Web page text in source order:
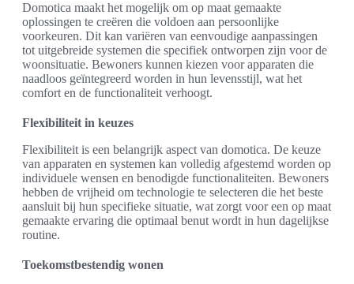
Domotica maakt het mogelijk om op maat gemaakte
oplossingen te creëren die voldoen aan persoonlijke
voorkeuren. Dit kan variëren van eenvoudige aanpassingen
tot uitgebreide systemen die specifiek ontworpen zijn voor de
woonsituatie. Bewoners kunnen kiezen voor apparaten die
naadloos geïntegreerd worden in hun levensstijl, wat het
comfort en de functionaliteit verhoogt.
Flexibiliteit in keuzes
Flexibiliteit is een belangrijk aspect van domotica. De keuze
van apparaten en systemen kan volledig afgestemd worden op
individuele wensen en benodigde functionaliteiten. Bewoners
hebben de vrijheid om technologie te selecteren die het beste
aansluit bij hun specifieke situatie, wat zorgt voor een op maat
gemaakte ervaring die optimaal benut wordt in hun dagelijkse
routine.
Toekomstbestendig wonen